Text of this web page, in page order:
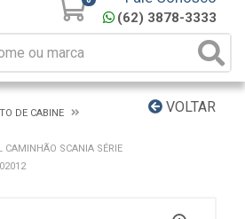
(62) 3878-3333
VOLTAR
DE CABINE
CAMINHÃO SCANIA SÉRIE